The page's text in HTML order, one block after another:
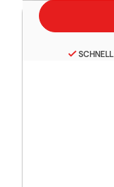
SCHNELL